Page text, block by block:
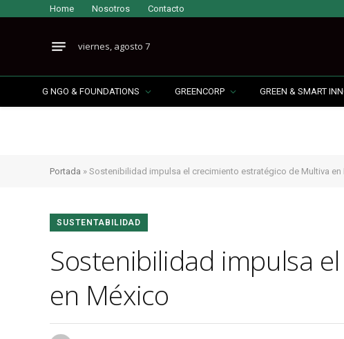
Home Nosotros Contacto
viernes, agosto 7
G NGO & FOUNDATIONS GREENCORP GREEN & SMART
Portada » Sostenibilidad impulsa el crecimiento estratégico de Multiva en
SUSTENTABILIDAD
Sostenibilidad impulsa
en México